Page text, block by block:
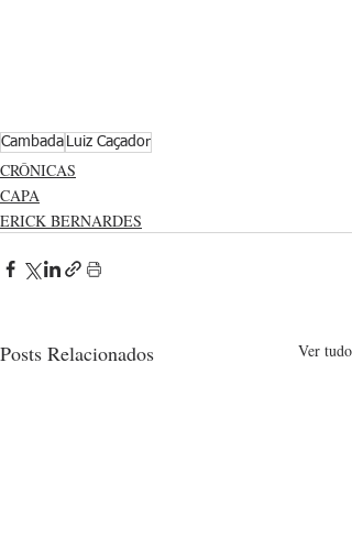
Cambada Luiz Caçador
CRÔNICAS
CAPA
ERICK BERNARDES
Posts Relacionados Ver tudo